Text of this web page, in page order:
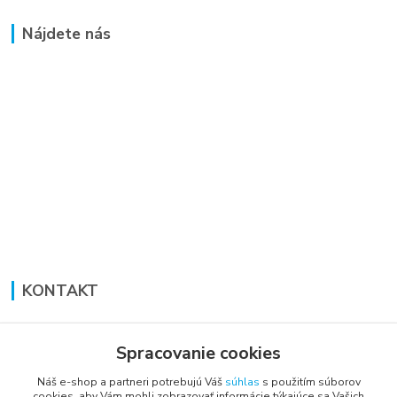
Nájdete nás
KONTAKT
+421 948 711 774Spracovanie cookies
Náš e-shop a partneri potrebujú Váš súhlas s použitím súborov